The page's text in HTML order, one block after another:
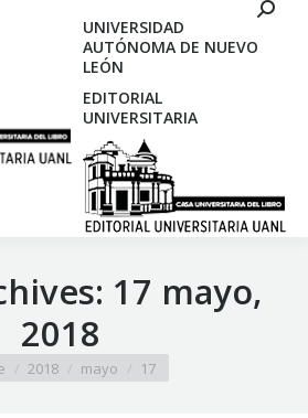
UNIVERSIDAD
AUTÓNOMA DE NUEVO
LEÓN
EDITORIAL
UNIVERSITARIA
17 mayo,
2018
here:
2018 mayo 17